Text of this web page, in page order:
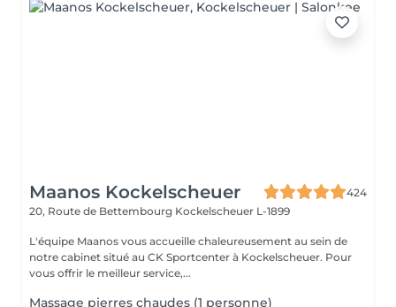
Maanos Kockelscheuer
424
20, Route de Bettembourg Kockelscheuer L-1899
L'équipe Maanos vous accueille chaleureusement au sein de
notre cabinet situé au CK Sportcenter à Kockelscheuer. Pour
vous offrir le meilleur service,...
Massage pierres chaudes (1 personne)